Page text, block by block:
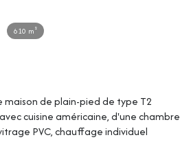
610 m²
maison de plain-pied de type T2
cuisine américaine, d'une chambre
PVC, chauffage individuel